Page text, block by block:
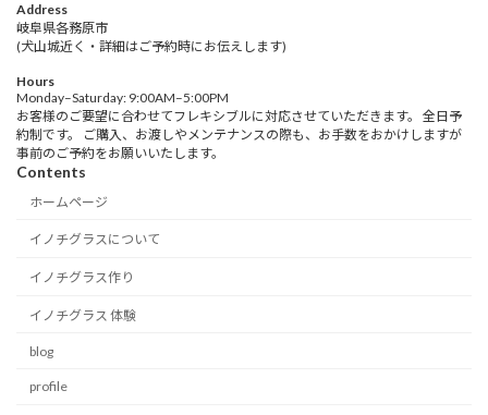
Address
岐阜県各務原市
(犬山城近く・詳細はご予約時にお伝えします)
Hours
Monday–Saturday: 9:00AM–5:00PM
お客様のご要望に合わせてフレキシブルに対応させていただきます。 全日予
約制です。 ご購入、お渡しやメンテナンスの際も、お手数をおかけしますが
事前のご予約をお願いいたします。
Contents
ホームページ
イノチグラスについて
イノチグラス作り
イノチグラス 体験
blog
profile